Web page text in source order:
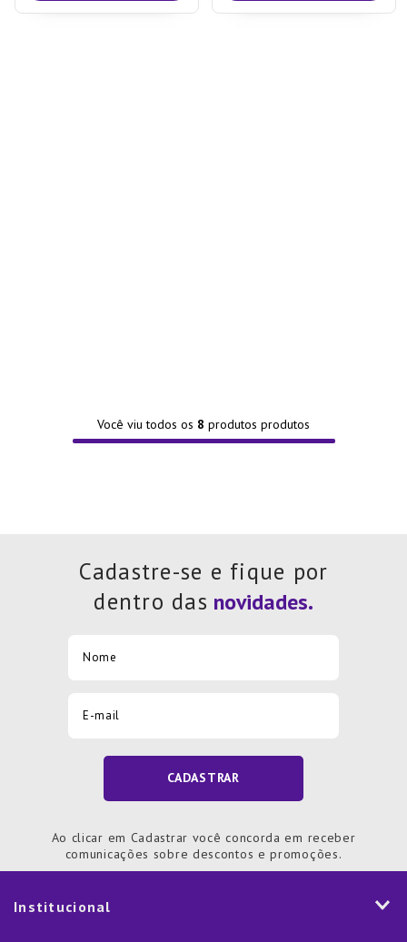
Você viu todos os 8 produtos
Cadastre-se e fique por
dentro das
CADASTRAR
Ao clicar em Cadastrar você concorda em receber
comunicações sobre descontos e promoções.
Institucional